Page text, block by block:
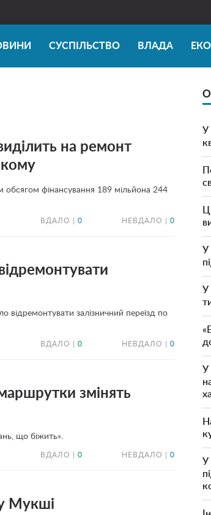
СУСПІЛЬСТВО ВЛАДА
на ремонт
обсягом фінансування 189 мільйона 244
ВДАЛО | 0 НЕВДАЛО | 0
відремонтувати залізничний переїзд по
ВДАЛО | 0 НЕВДАЛО | 0
змінять
що біжить».
ВДАЛО | 0 НЕВДАЛО | 0
Мукші
У
У
У
У
У